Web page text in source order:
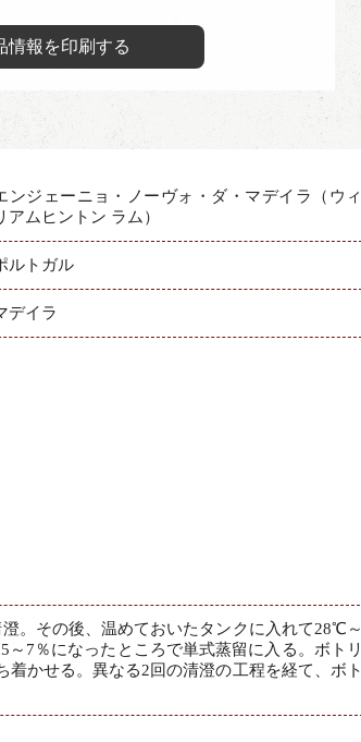
情報を印刷する
ンジェーニョ・ノーヴォ・ダ・マデイラ（ウィ
アムヒントン ラム）
ルトガル
デイラ
。その後、温めておいたタンクに入れて28℃～
7％になったところで単式蒸留に入る。ボトリ
かせる。異なる2回の清澄の工程を経て、ボト